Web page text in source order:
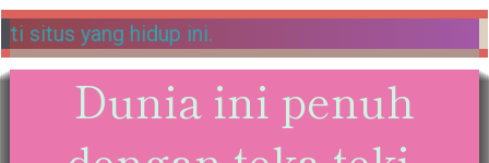
Selamat menikmati situs yang hidup ini.
Dunia ini penuh